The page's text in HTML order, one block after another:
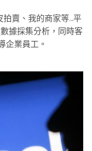
拍賣、我的商家等…平
據採集分析，同時客
企業員工。